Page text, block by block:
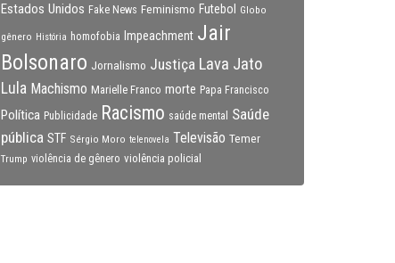
Estados Unidos Fake News Feminismo Futebol Globo
gênero História homofobia Impeachment Jair
Bolsonaro Jornalismo Justiça Lava Jato
Lula Machismo Marielle Franco morte Papa Francisco
Política Publicidade Racismo saúde mental
Saúde
pública STF Sérgio Moro telenovela Televisão Temer
Trump violência de gênero violência policial